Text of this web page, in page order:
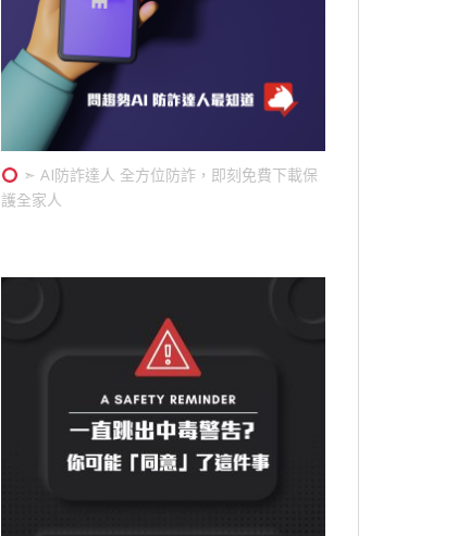
➣ AI防詐達人 全方位防詐，即刻免費下載保
護全家人